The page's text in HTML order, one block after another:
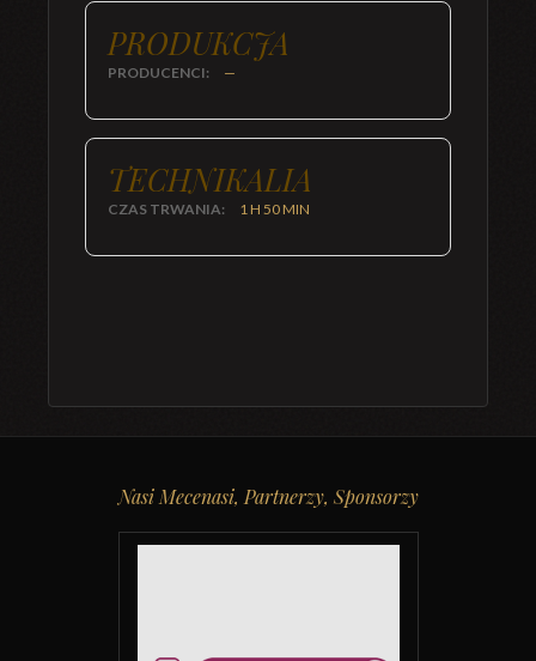
PRODUKCJA
PRODUCENCI: —
TECHNIKALIA
CZAS TRWANIA: 1 H 50 MIN
Nasi Mecenasi, Partnerzy, Sponsorzy